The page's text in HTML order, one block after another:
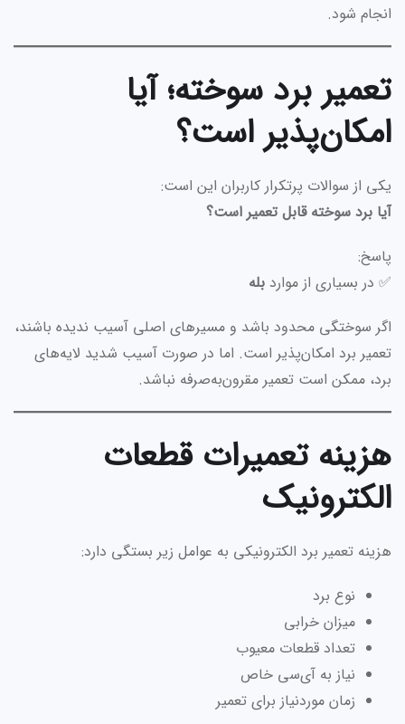
انجام شود.
تعمیر برد سوخته؛ آیا
امکان‌پذیر است؟
یکی از سوالات پرتکرار کاربران این است:
آیا برد سوخته قابل تعمیر است؟
پاسخ:
✅ در بسیاری از موارد بله
اگر سوختگی محدود باشد و مسیرهای اصلی آسیب ندیده باشند،
تعمیر برد امکان‌پذیر است. اما در صورت آسیب شدید لایه‌های
برد، ممکن است تعمیر مقرون‌به‌صرفه نباشد.
هزینه تعمیرات قطعات
الکترونیک
هزینه تعمیر برد الکترونیکی به عوامل زیر بستگی دارد:
نوع برد
میزان خرابی
تعداد قطعات معیوب
نیاز به آی‌سی خاص
زمان موردنیاز برای تعمیر